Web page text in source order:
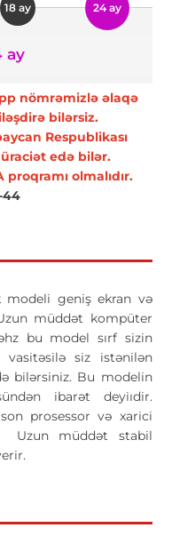
18 ay 24 ay
ay
nömrəmizlə əlaqə
bilərsiz.
Respublikası
edə bilər.
olmalıdır.
44
modeli geniş ekran və
müddət kompüter
bu model sırf sizin
vasitəsilə siz istənilən
bilərsiniz. Bu modelin
ibarət deyiıdir.
prosessor və xarici
Uzun müddət stabil